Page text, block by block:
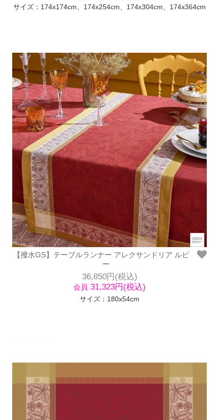
サイズ：174x174cm、174x254cm、174x304cm、174x364cm
【撥水GS】テーブルランナー アレクサンドリア ルビ
ー
36,850円(税込)
会員 31,323円(税込)
サイズ：180x54cm